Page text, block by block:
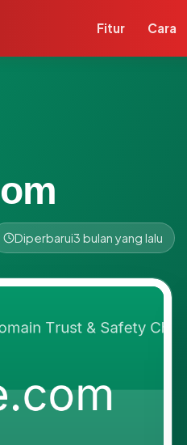
Fitur Cara
Diperbarui3 bulan yang lalu